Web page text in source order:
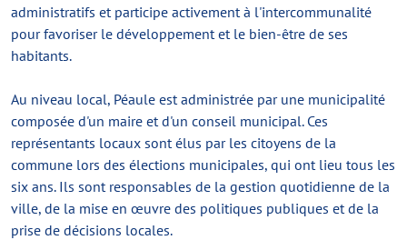
administratifs et participe activement à l'intercommunalité
pour favoriser le développement et le bien-être de ses
habitants.
Au niveau local, Péaule est administrée par une municipalité
composée d'un maire et d'un conseil municipal. Ces
représentants locaux sont élus par les citoyens de la
commune lors des élections municipales, qui ont lieu tous les
six ans. Ils sont responsables de la gestion quotidienne de la
ville, de la mise en œuvre des politiques publiques et de la
prise de décisions locales.